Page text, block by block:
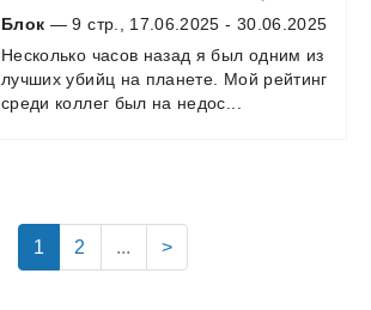
Блок — 9 стр., 17.06.2025 - 30.06.2025
Несколько часов назад я был одним из
лучших убийц на планете. Мой рейтинг
среди коллег был на недос...
1 2 ... >